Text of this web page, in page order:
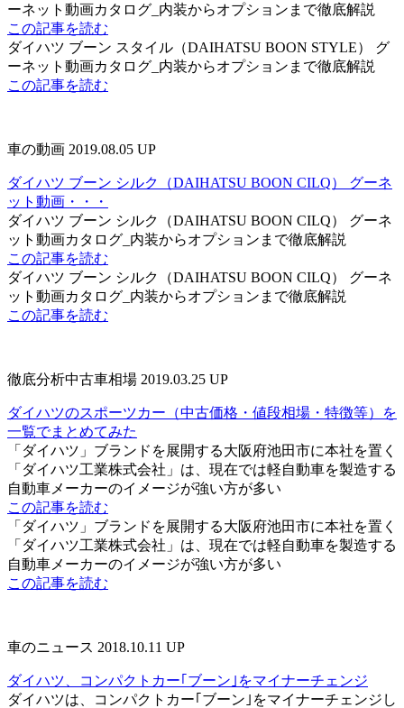
ーネット動画カタログ_内装からオプションまで徹底解説
この記事を読む
ダイハツ ブーン スタイル（DAIHATSU BOON STYLE） グ
ーネット動画カタログ_内装からオプションまで徹底解説
この記事を読む
車の動画 2019.08.05 UP
ダイハツ ブーン シルク（DAIHATSU BOON CILQ） グーネ
ット動画・・・
ダイハツ ブーン シルク（DAIHATSU BOON CILQ） グーネ
ット動画カタログ_内装からオプションまで徹底解説
この記事を読む
ダイハツ ブーン シルク（DAIHATSU BOON CILQ） グーネ
ット動画カタログ_内装からオプションまで徹底解説
この記事を読む
徹底分析中古車相場 2019.03.25 UP
ダイハツのスポーツカー（中古価格・値段相場・特徴等）を
一覧でまとめてみた
「ダイハツ」ブランドを展開する大阪府池田市に本社を置く
「ダイハツ工業株式会社」は、現在では軽自動車を製造する
自動車メーカーのイメージが強い方が多い
この記事を読む
「ダイハツ」ブランドを展開する大阪府池田市に本社を置く
「ダイハツ工業株式会社」は、現在では軽自動車を製造する
自動車メーカーのイメージが強い方が多い
この記事を読む
車のニュース 2018.10.11 UP
ダイハツ、コンパクトカー｢ブーン｣をマイナーチェンジ
ダイハツは、コンパクトカー｢ブーン｣をマイナーチェンジし